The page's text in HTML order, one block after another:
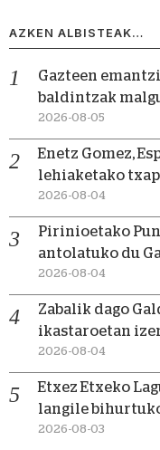
AZKEN ALBISTEAK…
Gazteen
baldintzak
2026-08-05
Enetz Gomez,
lehiaketako
2026-08-04
Pirinioetako
antolatuko du
2026-08-04
Zabalik dago
ikastaroetan
2026-08-04
Etxez Etxeko
langile
2026-08-03